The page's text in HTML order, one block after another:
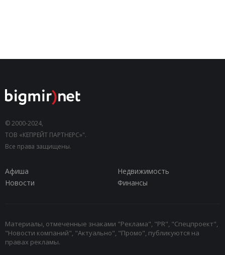
© 2000-2024,
ТОВ «КЕПРЕЙТ ПАРТНЕРС»".
Все права защищены.
Афиша
Недвижимость
Новости
Финансы
Материалы, отмеченные знаками "Реклама", "PR", "Спецпроект",
"Новости компаний", "Актуально", "Промо", публикуются на
правах рекламы.